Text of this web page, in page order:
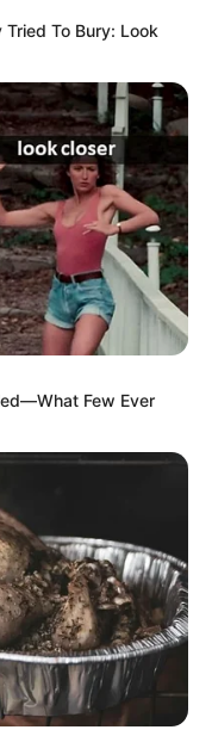
feltro diferenciada
de fazer
de feltro super
para decorar
de almofada fácil com
feltro
To Bury: Look
Few Ever